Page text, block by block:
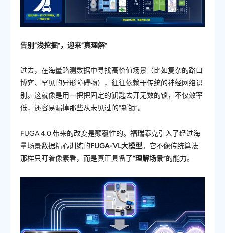
告别“浅挖掘”，迎来“真理解”
过去，在海量路测数据中寻找高价值场景（比如复杂的路口
博弈、罕见的异形障碍物），往往依赖于传统的神经网络识
别。这就像是用一把把固定的钥匙去开无数的锁，不仅效率
低，还容易漏掉那些从未见过的“新锁”。
FUGA 4.0带来的改变是颠覆性的。福瑞泰克引入了经过海
量场景数据精心训练的FUGA-VL大模型。它不像传统算法
那样只盯着像素看，而是真正具备了“理解场景”的能力。